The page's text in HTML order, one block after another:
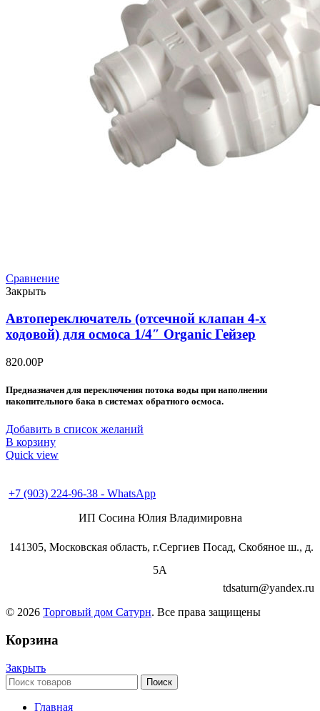
Сравнение
Закрыть
Автопереключатель (отсечной клапан 4-х
ходовой) для осмоса 1/4″ Organic Гейзер
820.00Р
Предназначен для переключения потока воды при наполнении
накопительного бака в системах обратного осмоса.
Добавить в список желаний
В корзину
Quick view
+7 (903) 224-96-38 - WhatsApp
ИП Сосина Юлия Владимировна
141305, Московская область, г.Сергиев Посад, Скобяное ш., д.
5А
tdsaturn@yandex.ru
© 2026 Торговый дом Сатурн. Все права защищены
Корзина
Закрыть
Поиск
Главная